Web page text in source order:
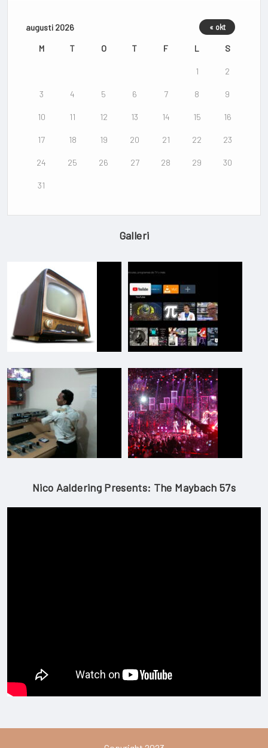
augusti 2026
M T O T F L S
1 2
3 4 5 6 7 8 9
10 11 12 13 14 15 16
17 18 19 20 21 22 23
24 25 26 27 28 29 30
31
« okt
Galleri
Nico Aaldering Presents: The Maybach 57s